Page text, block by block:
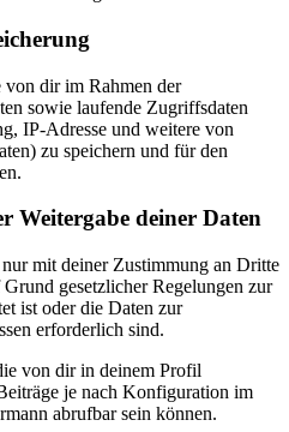
von dir im Rahmen der
sowie laufende Zugriffsdaten
IP-Adresse und weitere von
zu speichern und für den
Weitergabe deiner Daten
mit deiner Zustimmung an Dritte
gesetzlicher Regelungen zur
ist oder die Daten zur
erforderlich sind.
von dir in deinem Profil
je nach Konfiguration im
abrufbar sein können.